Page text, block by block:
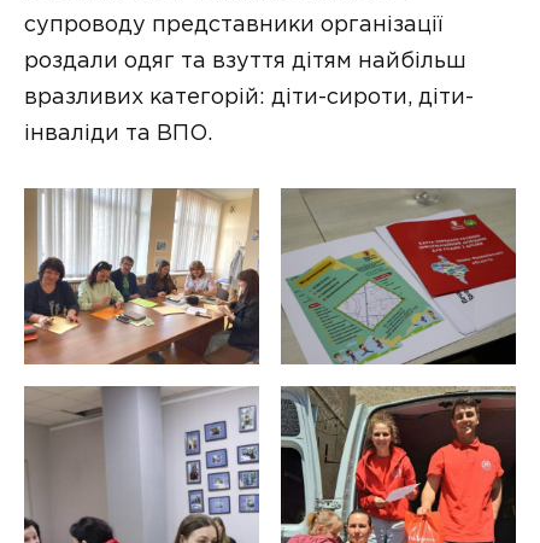
супроводу представники організації
роздали одяг та взуття дітям найбільш
вразливих категорій: діти-сироти, діти-
інваліди та ВПО.